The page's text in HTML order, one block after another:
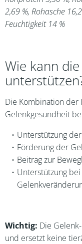
2,69 %, Rohasche
Feuchtigkeit 14 %
Wie kann
Die Kombination der
Gelenkgesundheit
Unterstützung
Förderung der
Beitrag zur
Unterstützung
Wichtig: Die
und ersetzt keine